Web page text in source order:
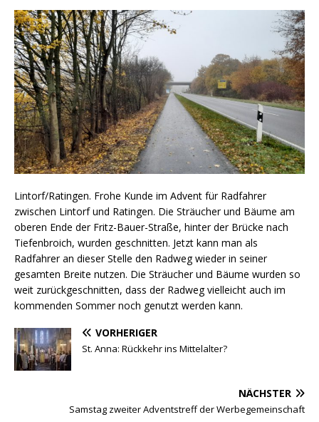
Lintorf/Ratingen. Frohe Kunde im Advent für Radfahrer
zwischen Lintorf und Ratingen. Die Sträucher und Bäume am
oberen Ende der Fritz-Bauer-Straße, hinter der Brücke nach
Tiefenbroich, wurden geschnitten. Jetzt kann man als
Radfahrer an dieser Stelle den Radweg wieder in seiner
gesamten Breite nutzen. Die Sträucher und Bäume wurden so
weit zurückgeschnitten, dass der Radweg vielleicht auch im
kommenden Sommer noch genutzt werden kann.
VORHERIGER
St. Anna: Rückkehr ins Mittelalter?
NÄCHSTER
Samstag zweiter Adventstreff der Werbegemeinschaft